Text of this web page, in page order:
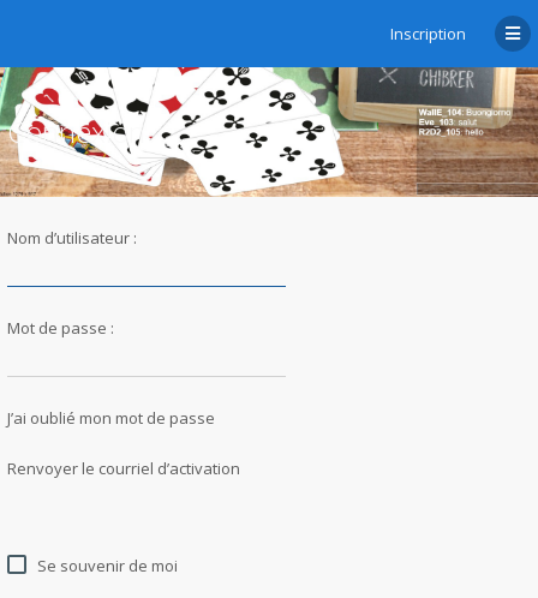
Inscription
Connexion
Nom d’utilisateur :
Mot de passe :
J’ai oublié mon mot de passe
Renvoyer le courriel d’activation
Se souvenir de moi